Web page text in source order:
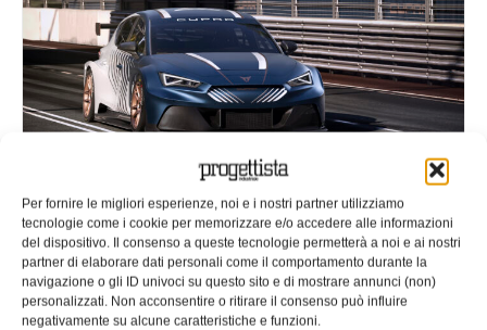
Per fornire le migliori esperienze, noi e i nostri partner utilizziamo
tecnologie come i cookie per memorizzare e/o accedere alle informazioni
del dispositivo. Il consenso a queste tecnologie permetterà a noi e ai nostri
partner di elaborare dati personali come il comportamento durante la
navigazione o gli ID univoci su questo sito e di mostrare annunci (non)
personalizzati. Non acconsentire o ritirare il consenso può influire
negativamente su alcune caratteristiche e funzioni.
contenuto sponsorizzato
Chi ben progetta è a metà della
vittoria
Nelle gare automobilistiche il talento e l’esperienza del
pilota sono importanti tanto quanto lo è la bravura del
team dei